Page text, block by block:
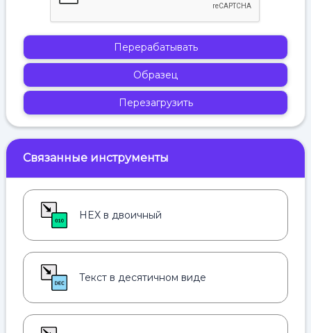
Перерабатывать
Образец
Перезагрузить
Связанные инструменты
HEX в двоичный
Текст в десятичном виде